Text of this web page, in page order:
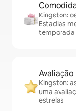
Kingston:
Estadias
temporada
Avaliação
Kingston:
uma
estrelas